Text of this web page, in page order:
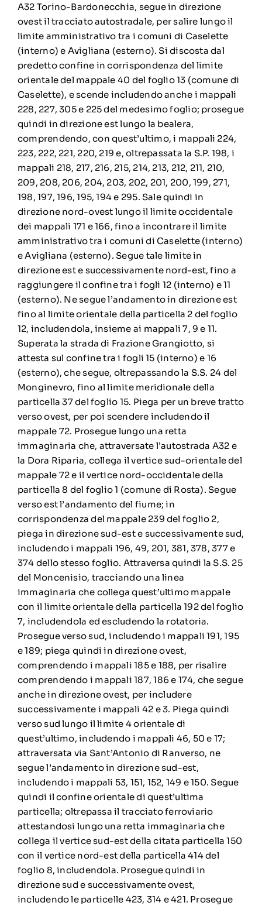
A32 Torino-Bardonecchia, segue in direzione
ovest il tracciato autostradale, per salire lungo il
limite amministrativo tra i comuni di Caselette
(interno) e Avigliana (esterno). Si discosta dal
predetto confine in corrispondenza del limite
orientale del mappale 40 del foglio 13 (comune di
Caselette), e scende includendo anche i mappali
228, 227, 305 e 225 del medesimo foglio; prosegue
quindi in direzione est lungo la bealera,
comprendendo, con quest’ultimo, i mappali 224,
223, 222, 221, 220, 219 e, oltrepassata la S.P. 198, i
mappali 218, 217, 216, 215, 214, 213, 212, 211, 210,
209, 208, 206, 204, 203, 202, 201, 200, 199, 271,
198, 197, 196, 195, 194 e 295. Sale quindi in
direzione nord-ovest lungo il limite occidentale
dei mappali 171 e 166, fino a incontrare il limite
amministrativo tra i comuni di Caselette (interno)
e Avigliana (esterno). Segue tale limite in
direzione est e successivamente nord-est, fino a
raggiungere il confine tra i fogli 12 (interno) e 11
(esterno). Ne segue l’andamento in direzione est
fino al limite orientale della particella 2 del foglio
12, includendola, insieme ai mappali 7, 9 e 11.
Superata la strada di Frazione Grangiotto, si
attesta sul confine tra i fogli 15 (interno) e 16
(esterno), che segue, oltrepassando la S.S. 24 del
Monginevro, fino al limite meridionale della
particella 37 del foglio 15. Piega per un breve tratto
verso ovest, per poi scendere includendo il
mappale 72. Prosegue lungo una retta
immaginaria che, attraversate l’autostrada A32 e
la Dora Riparia, collega il vertice sud-orientale del
mappale 72 e il vertice nord-occidentale della
particella 8 del foglio 1 (comune di Rosta). Segue
verso est l’andamento del fiume; in
corrispondenza del mappale 239 del foglio 2,
piega in direzione sud-est e successivamente sud,
includendo i mappali 196, 49, 201, 381, 378, 377 e
374 dello stesso foglio. Attraversa quindi la S.S. 25
del Moncenisio, tracciando una linea
immaginaria che collega quest’ultimo mappale
con il limite orientale della particella 192 del foglio
7, includendola ed escludendo la rotatoria.
Prosegue verso sud, includendo i mappali 191, 195
e 189; piega quindi in direzione ovest,
comprendendo i mappali 185 e 188, per risalire
comprendendo i mappali 187, 186 e 174, che segue
anche in direzione ovest, per includere
successivamente i mappali 42 e 3. Piega quindi
verso sud lungo il limite 4 orientale di
quest’ultimo, includendo i mappali 46, 50 e 17;
attraversata via Sant’Antonio di Ranverso, ne
segue l’andamento in direzione sud-est,
includendo i mappali 53, 151, 152, 149 e 150. Segue
quindi il confine orientale di quest’ultima
particella; oltrepassa il tracciato ferroviario
attestandosi lungo una retta immaginaria che
collega il vertice sud-est della citata particella 150
con il vertice nord-est della particella 414 del
foglio 8, includendola. Prosegue quindi in
direzione sud e successivamente ovest,
includendo le particelle 423, 314 e 421. Prosegue